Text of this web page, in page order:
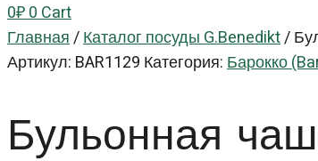
0₽0Cart
Главная/Каталог посуды G.Benedikt/
Артикул: BAR1129 Категория:Барокко
Бульонная